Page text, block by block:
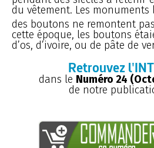
du vêtement. Les
des boutons ne remontent
cette époque, les boutons
d’os, d’ivoire, ou de pâte de
Retrouvez
dans le Numéro 24
de notre